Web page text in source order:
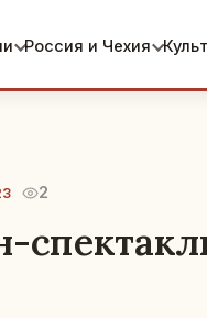
Россия и Чехия
2